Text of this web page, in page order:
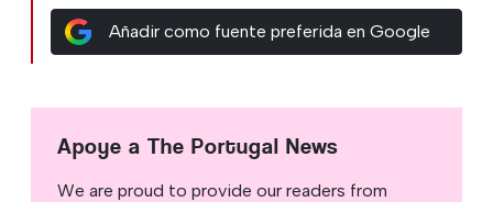
Añadir como fuente preferida en Google
Apoye a The Portugal News
We are proud to provide our readers from